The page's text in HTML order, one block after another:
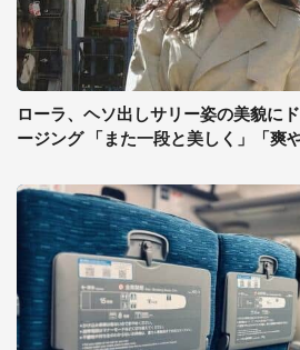
ローラ、ヘソ出しサリー姿の美貌に
ージング 「また一段と美しく」「爽